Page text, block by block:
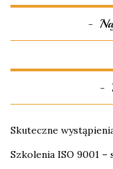
Skuteczne
Szkolenia ISO 9001